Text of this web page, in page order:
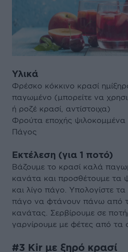
Υλικά
Φρέσκο κόκκινο κρασί
παγωμένο (μπορείτε να
ή ροζέ κρασί, αντίστοιχα)
Φρούτα εποχής ψιλοκομμένα
Πάγος
Εκτέλεση (για 1 ποτό)
Βάζουμε το κρασί καλά
κανάτα και προσθέτουμε τα
και λίγο πάγο. Υπολογίστε
πάγο να φτάνουν πάνω από
κανάτας. Σερβίρουμε σε
γαρνίρουμε με φέτες από τα
#3 Kir με ξηρό κρασί